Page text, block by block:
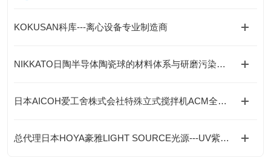
KOKUSAN科库---离心设备专业制造商
NIKKATO日陶半导体陶瓷球的材料体系与研磨污染控制
日本AICOH爱工舍株式会社特殊立式搅拌机ACM全系列介绍
总代理日本HOYA豪雅LIGHT SOURCE光源---UV紫外线LED光源产品